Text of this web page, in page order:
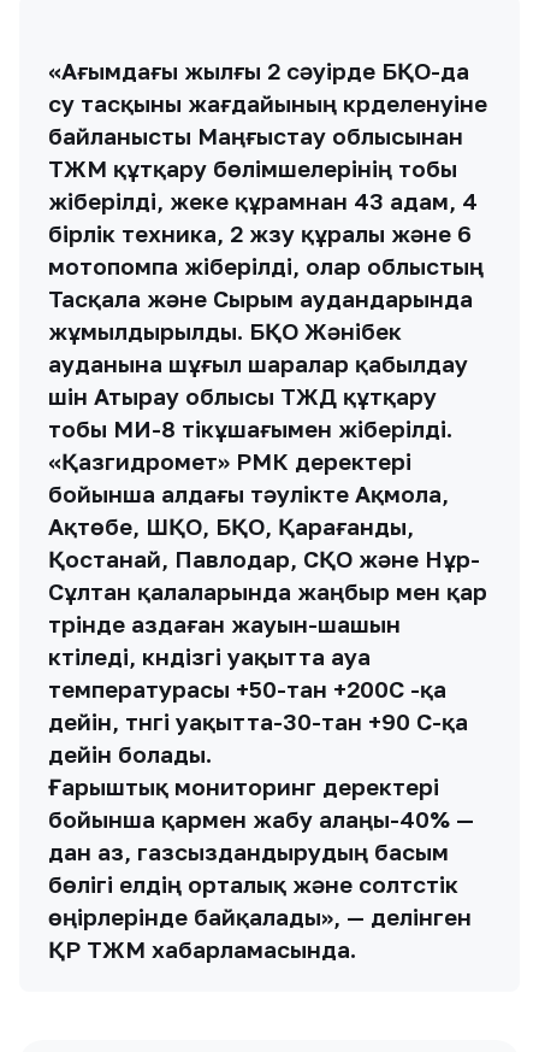
«Ағымдағы жылғы 2 сәуірде БҚО-да
су тасқыны жағдайының күрделенуіне
байланысты Маңғыстау облысынан
ТЖМ құтқару бөлімшелерінің тобы
жіберілді, жеке құрамнан 43 адам, 4
бірлік техника, 2 жүзу құралы және 6
мотопомпа жіберілді, олар облыстың
Тасқала және Сырым аудандарында
жұмылдырылды. БҚО Жәнібек
ауданына шұғыл шаралар қабылдау
үшін Атырау облысы ТЖД құтқару
тобы МИ-8 тікұшағымен жіберілді.
«Қазгидромет» РМК деректері
бойынша алдағы тәулікте Ақмола,
Ақтөбе, ШҚО, БҚО, Қарағанды,
Қостанай, Павлодар, СҚО және Нұр-
Сұлтан қалаларында жаңбыр мен қар
түрінде аздаған жауын-шашын
күтіледі, күндізгі уақытта ауа
температурасы +50-тан +200С -қа
дейін, түнгі уақытта-30-тан +90 С-қа
дейін болады.
Ғарыштық мониторинг деректері
бойынша қармен жабу алаңы-40% —
дан аз, газсыздандырудың басым
бөлігі елдің орталық және солтүстік
өңірлерінде байқалады», — делінген
ҚР ТЖМ хабарламасында.